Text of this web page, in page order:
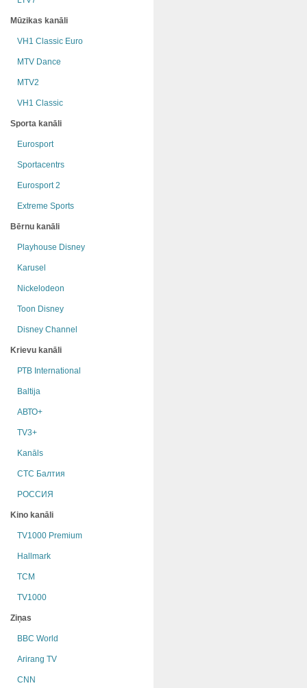
Mūzikas kanāli
VH1 Classic Euro
MTV Dance
MTV2
VH1 Classic
Sporta kanāli
Eurosport
Sportacentrs
Eurosport 2
Extreme Sports
Bērnu kanāli
Playhouse Disney
Karusel
Nickelodeon
Toon Disney
Disney Channel
Krievu kanāli
РТB International
Baltija
АВТО+
TV3+
Kanāls
СТС Балтия
РОССИЯ
Kino kanāli
TV1000 Premium
Hallmark
TCM
TV1000
Ziņas
BBC World
Arirang TV
CNN